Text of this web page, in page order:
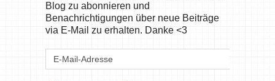
Blog zu abonnieren und
Benachrichtigungen über neue Beiträge
via E-Mail zu erhalten. Danke <3
E-